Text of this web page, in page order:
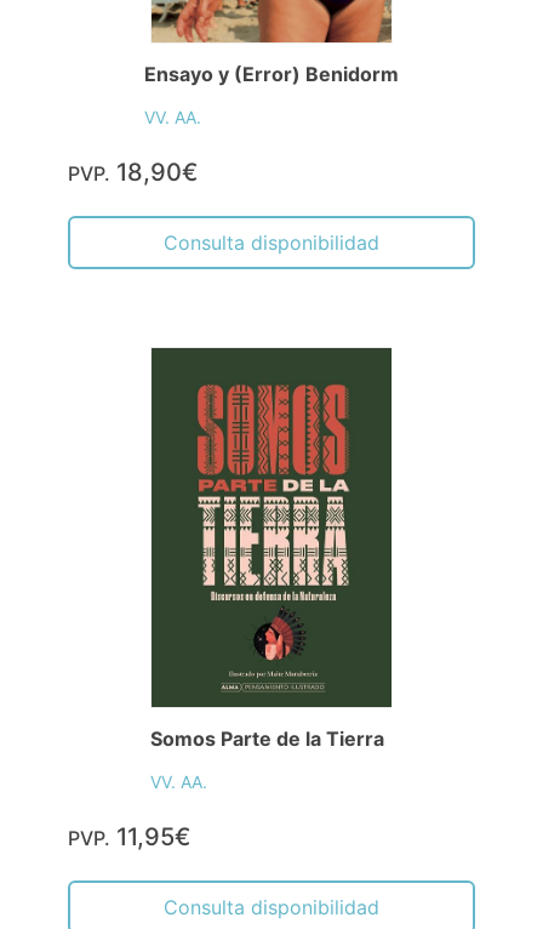
Ensayo y (Error) Benidorm
VV. AA.
PVP. 18,90€
Consulta disponibilidad
Somos Parte de la Tierra
VV. AA.
PVP. 11,95€
Consulta disponibilidad